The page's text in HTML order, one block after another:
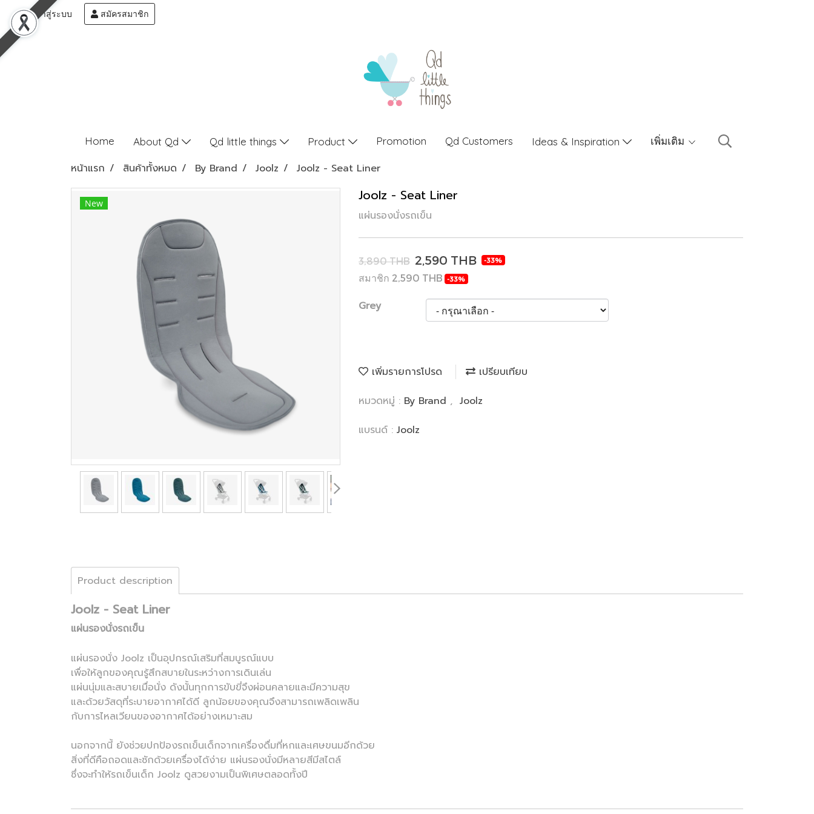
เข้าสู่ระบบ สมัครสมาชิก
Home About Qd Qd little things Product Promotion Qd Customers Ideas & Inspiration เพิ่มเติม
หน้าแรก สินค้าทั้งหมด By Brand Joolz Joolz - Seat Liner
New Joolz - Seat Liner
แผ่นรองนั่งรถเข็น
3,890 THB 2,590 THB -33%
สมาชิก 2,590 THB -33%
Grey
เพิ่มรายการโปรด
เปรียบเทียบ
หมวดหมู่ : By Brand , Joolz
แบรนด์ : Joolz
Product description
Joolz - Seat Liner
แผ่นรองนั่งรถเข็น
แผ่นรองนั่ง Joolz เป็นอุปกรณ์เสริมที่สมบูรณ์แบบ
เพื่อให้ลูกของคุณรู้สึกสบายในระหว่างการเดินเล่น
แผ่นนุ่มและสบายเมื่อนั่ง ดังนั้นทุกการขับขี่จึงผ่อนคลายและมีความสุข
และด้วยวัสดุที่ระบายอากาศได้ดี ลูกน้อยของคุณจึงสามารถเพลิดเพลิน
กับการไหลเวียนของอากาศได้อย่างเหมาะสม
นอกจากนี้ ยังช่วยปกป้องรถเข็นเด็กจากเครื่องดื่มที่หกและเศษขนมอีกด้วย
สิ่งที่ดีคือถอดและซักด้วยเครื่องได้ง่าย แผ่นรองนั่งมีหลายสีมีสไตล์
ซึ่งจะทำให้รถเข็นเด็ก Joolz ดูสวยงามเป็นพิเศษตลอดทั้งปี